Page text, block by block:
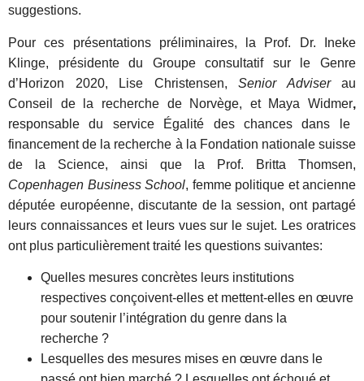
suggestions.
Pour ces présentations préliminaires, la Prof. Dr. Ineke
Klinge, présidente du Groupe consultatif sur le Genre
d’Horizon 2020, Lise Christensen, Senior Adviserau
Conseil de la recherche de Norvège, et Maya Widmer,
responsable du service Égalité des chances dans le
financement de la recherche à la Fondation nationale suisse
de la Science, ainsi que la Prof. Britta Thomsen,
Copenhagen Business School, femme politique et ancienne
députée européenne, discutante de la session, ont partagé
leurs connaissances et leurs vues sur le sujet. Les oratrices
ont plus particulièrement traité les questions suivantes:
Quelles mesures concrètes leurs institutions
respectives conçoivent-elles et mettent-elles en œuvre
pour soutenir l’intégration du genre dans la
recherche ?
Lesquelles des mesures mises en œuvre dans le